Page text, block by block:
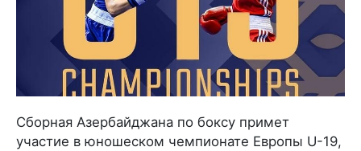
Сборная Азербайджана по боксу примет
участие в юношеском чемпионате Европы U-19,